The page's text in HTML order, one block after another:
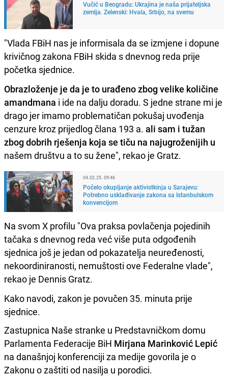
Vučić u Beogradu: Ukrajina je naša prijateljska
zemlja. Zelenski: Hvala, Srbijo, na svemu
"Vlada FBiH nas je informisala da se izmjene i dopune
krivičnog zakona FBiH skida s dnevnog reda prije
početka sjednice.
Obrazloženje je da je to urađeno zbog velike količine
amandmana i ide na dalju doradu. S jedne strane mi je
drago jer imamo problematičan pokušaj uvođenja
cenzure kroz prijedlog člana 193 a. ali sam i tužan
zbog dobrih rješenja koja se tiču na najugroženijih u
našem društvu a to su žene", rekao je Gratz.
04.02.25. 09:46
Počelo okupljanje aktivistkinja u Sarajevu:
Potrebno usklađivanje zakona sa Istanbulskom
konvencijom
Na svom X profilu "Ova praksa povlačenja pojedinih
tačaka s dnevnog reda već više puta odgođenih
sjednica još je jedan od pokazatelja neuređenosti,
nekoordiniranosti, nemuštosti ove Federalne vlade",
rekao je Dennis Gratz.
Kako navodi, zakon je povučen 35. minuta prije
sjednice.
Zastupnica Naše stranke u Predstavničkom domu
Parlamenta Federacije BiH Mirjana Marinković Lepić
na današnjoj konferenciji za medije govorila je o
Zakonu o zaštiti od nasilja u porodici.